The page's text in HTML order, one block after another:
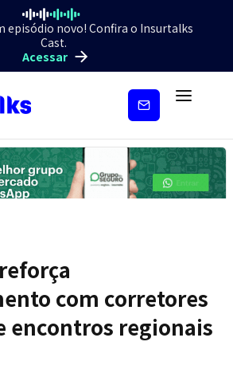
episódio novo! Confira o Insurtalks
Cast.
Acessar
Inscreva-
com corretores
encontros regionais